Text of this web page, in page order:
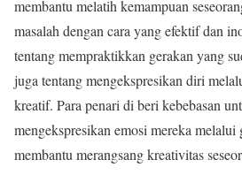
membantu melatih kemampuan
masalah dengan cara yang efektif dan
tentang mempraktikkan gerakan yang
juga tentang mengekspresikan diri
kreatif. Para penari di beri kebebasan
mengekspresikan emosi mereka
membantu merangsang kreativitas